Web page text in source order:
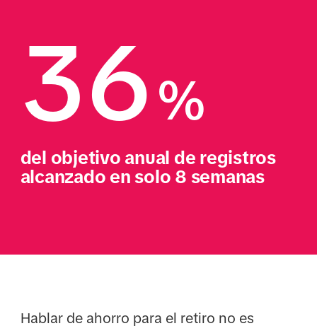
36%
del objetivo anual de registros
alcanzado en solo 8 semanas
Hablar de ahorro para el retiro no es